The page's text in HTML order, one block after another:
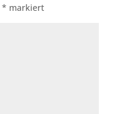
* markiert